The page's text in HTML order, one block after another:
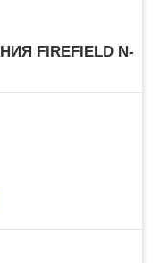
FIREFIELD N-